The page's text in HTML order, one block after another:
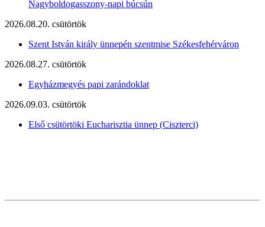
Nagyboldogasszony-napi búcsún
2026.08.20. csütörtök
Szent István király ünnepén szentmise Székesfehérváron
2026.08.27. csütörtök
Egyházmegyés papi zarándoklat
2026.09.03. csütörtök
Első csütörtöki Eucharisztia ünnep (Ciszterci)